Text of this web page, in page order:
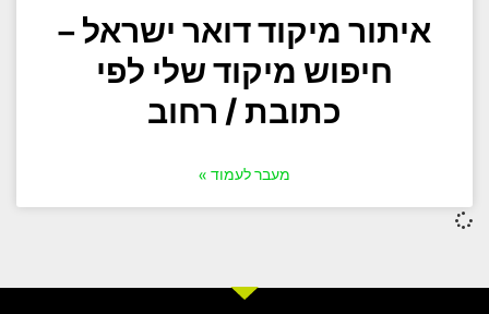
איתור מיקוד דואר ישראל –
חיפוש מיקוד שלי לפי
כתובת / רחוב
מעבר לעמוד »